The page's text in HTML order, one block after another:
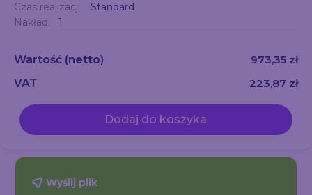
Czas realizacji:
Standard
Nakład:
1
Wartość (netto)
973,35 zł
VAT
223,87 zł
Dodaj do koszyka
Wyślij plik